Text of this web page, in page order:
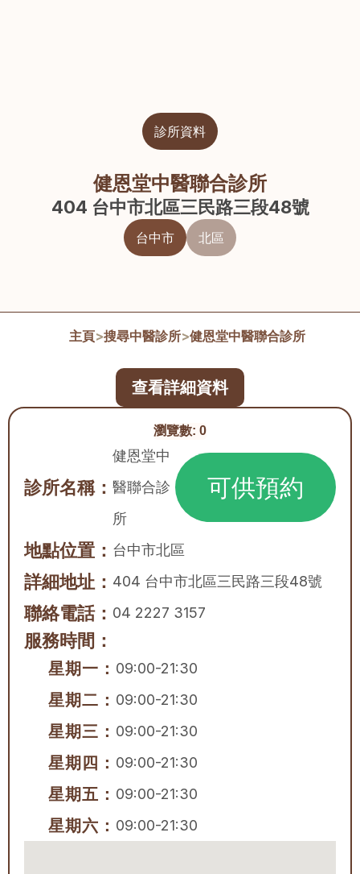
診所資料
健恩堂中醫聯合診所
404 台中市北區三民路三段48號
台中市 北區
主頁>搜尋中醫診所>健恩堂中醫聯合診所
瀏覽數: 0
診所名稱：
健恩堂中
醫聯合診
所
可供預約
地點位置： 台中市北區
詳細地址： 404 台中市北區三民路三段48號
聯絡電話： 04 2227 3157
服務時間：
星期一： 09:00-21:30
星期二： 09:00-21:30
星期三： 09:00-21:30
星期四： 09:00-21:30
星期五： 09:00-21:30
星期六： 09:00-21:30
查看詳細資料